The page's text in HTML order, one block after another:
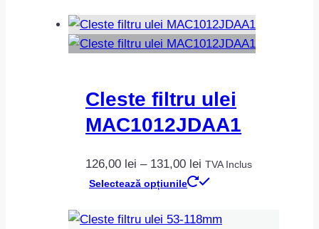
Cleste filtru ulei
MAC1012JDAA1
126,00 lei – 131,00 lei Interval
de
126,00 lei
TVA Inclus
Selectează opțiunile
are